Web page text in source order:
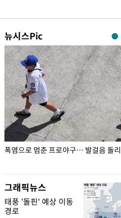
뉴시스Pic
폭염으로 멈춘 프로야구… 발걸음 돌
그래픽뉴스
태풍 '돌핀' 예상 이동
경로